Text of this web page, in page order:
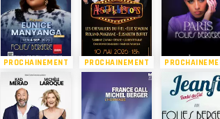
PROCHAINEMENT PROCHAINEMENT